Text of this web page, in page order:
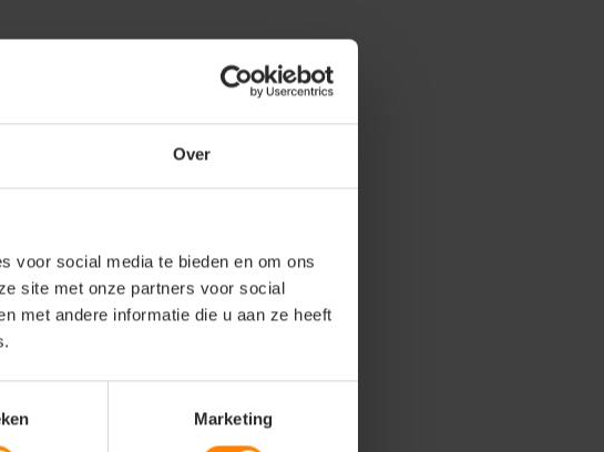
Over
voor social media te bieden en om ons
site met onze partners voor social
met andere informatie die u aan ze heeft
Marketing